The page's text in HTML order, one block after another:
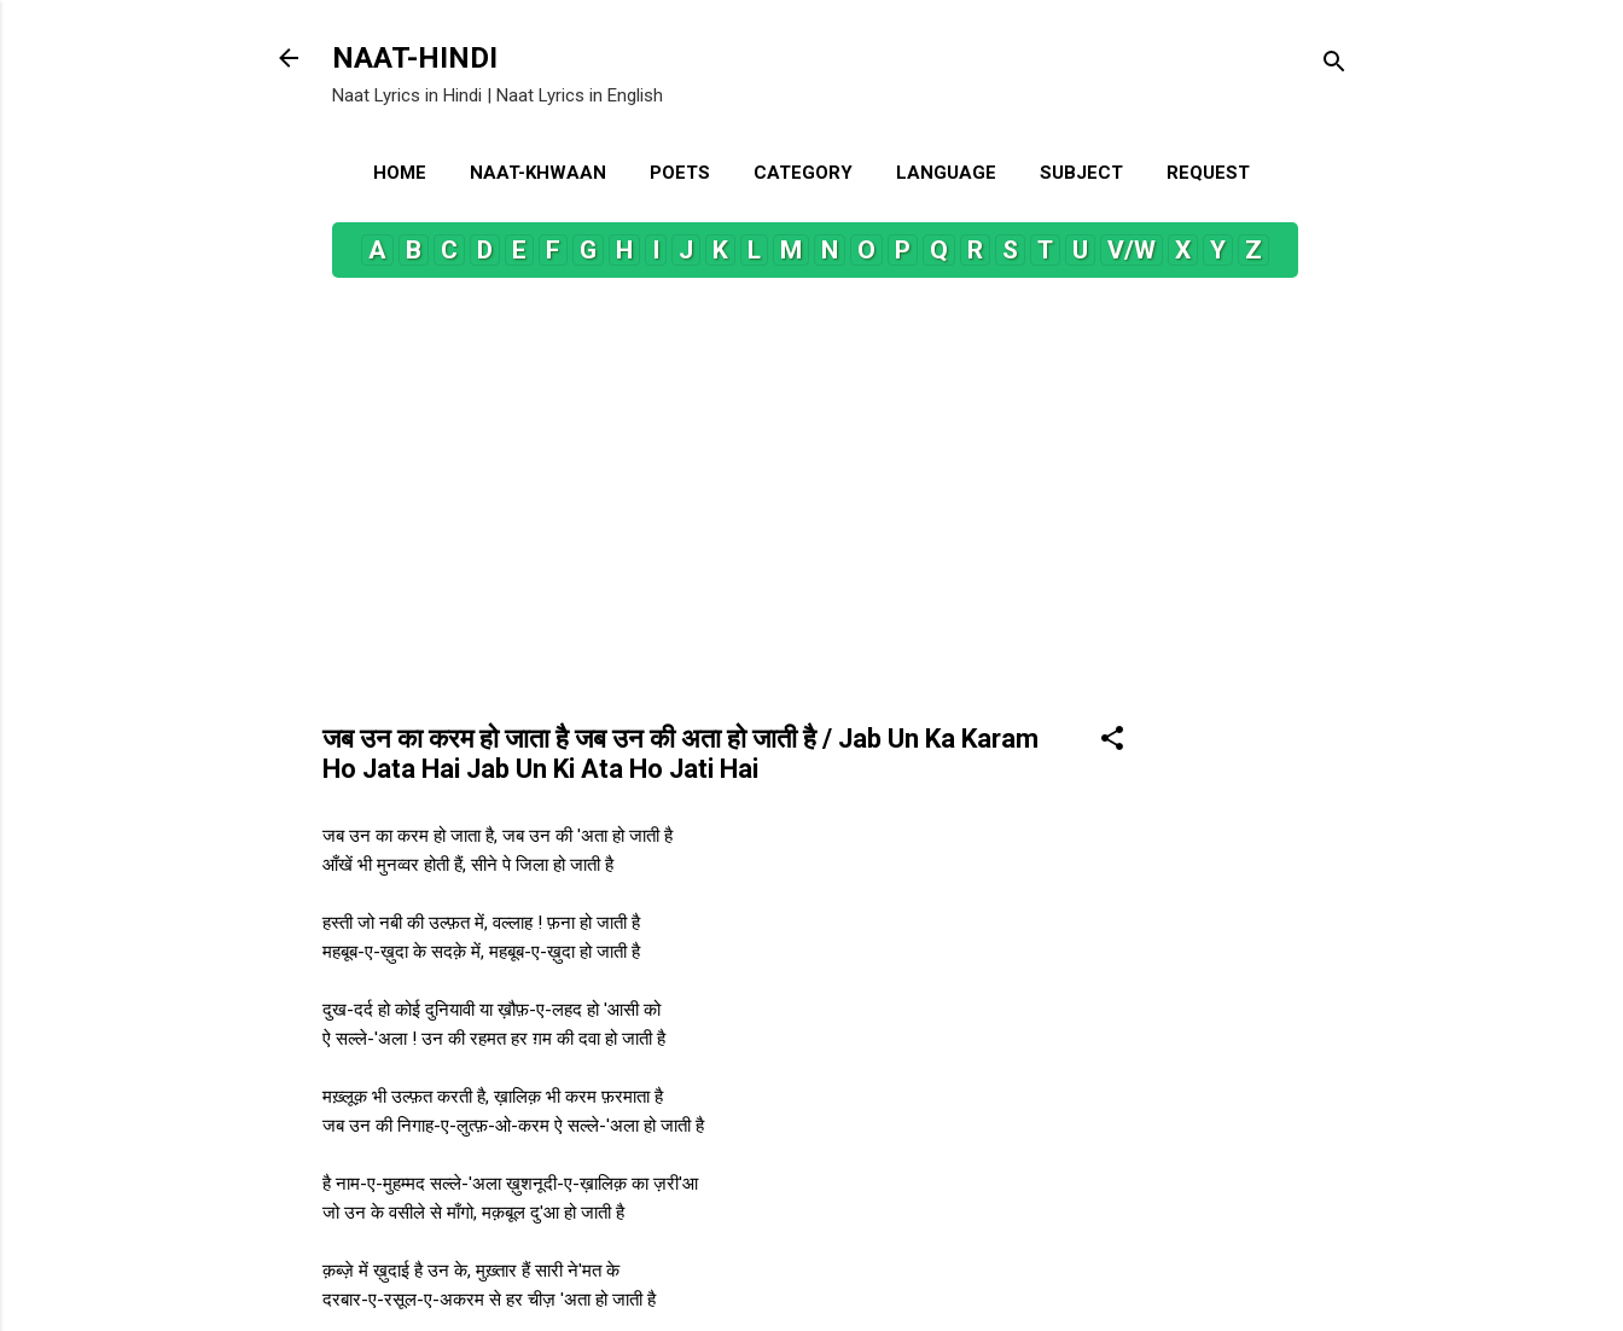
NAAT-HINDI
Naat Lyrics in Hindi | Naat Lyrics in English
HOME NAAT-KHWAAN POETS CATEGORY LANGUAGE SUBJECT REQUEST
MORE… CONTACT US
A B C D E F G H I J K L M N O P Q R S T U V/W X Y Z
जब उन का करम हो जाता है जब उन की अता हो जाती है / Jab Un Ka Karam
Ho Jata Hai Jab Un Ki Ata Ho Jati Hai
जब उन का करम हो जाता है, जब उन की 'अता हो जाती है
आँखें भी मुनव्वर होती हैं, सीने पे जिला हो जाती है
हस्ती जो नबी की उल्फ़त में, वल्लाह ! फ़ना हो जाती है
महबूब-ए-ख़ुदा के सदक़े में, महबूब-ए-ख़ुदा हो जाती है
दुख-दर्द हो कोई दुनियावी या ख़ौफ़-ए-लहद हो 'आसी को
ऐ सल्ले-'अला ! उन की रहमत हर ग़म की दवा हो जाती है
मख़्लूक़ भी उल्फ़त करती है, ख़ालिक़ भी करम फ़रमाता है
जब उन की निगाह-ए-लुत्फ़-ओ-करम ऐ सल्ले-'अला हो जाती है
है नाम-ए-मुहम्मद सल्ले-'अला ख़ुशनूदी-ए-ख़ालिक़ का ज़री'आ
जो उन के वसीले से माँगो, मक़बूल दु'आ हो जाती है
क़ब्ज़े में ख़ुदाई है उन के, मुख़्तार हैं सारी ने'मत के
दरबार-ए-रसूल-ए-अकरम से हर चीज़ 'अता हो जाती है